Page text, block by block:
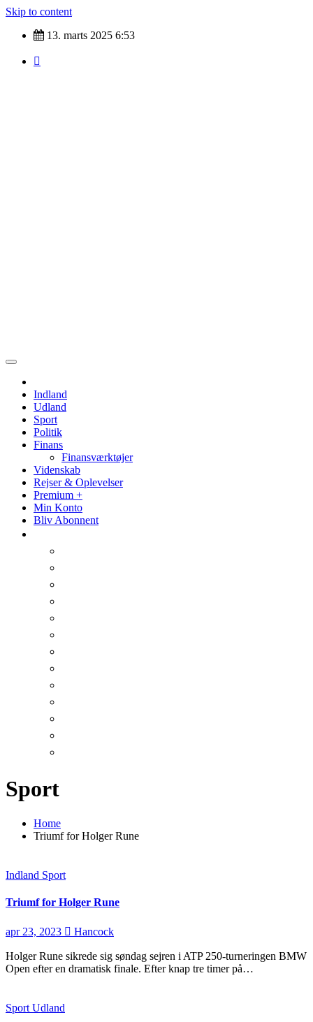
Skip to content
13. marts 2025 6:53
Indland
Udland
Sport
Politik
Finans
Finansværktøjer
Videnskab
Rejser & Oplevelser
Premium +
Min Konto
Bliv Abonnent
Sport
Home
Triumf for Holger Rune
Indland Sport
Triumf for Holger Rune
apr 23, 2023 Hancock
Holger Rune sikrede sig søndag sejren i ATP 250-turneringen BMW
Open efter en dramatisk finale. Efter knap tre timer på…
SportUdland